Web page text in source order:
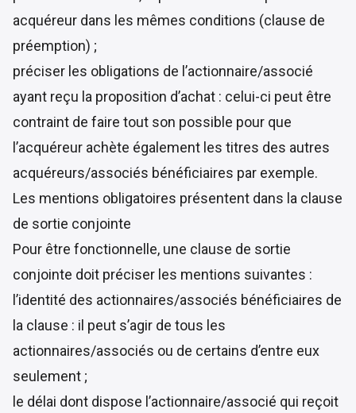
acquéreur dans les mêmes conditions (clause de
préemption) ;
préciser les obligations de l’actionnaire/associé
ayant reçu la proposition d’achat : celui-ci peut être
contraint de faire tout son possible pour que
l’acquéreur achète également les titres des autres
acquéreurs/associés bénéficiaires par exemple.
Les mentions obligatoires présentent dans la clause
de sortie conjointe
Pour être fonctionnelle, une clause de sortie
conjointe doit préciser les mentions suivantes :
l’identité des actionnaires/associés bénéficiaires de
la clause : il peut s’agir de tous les
actionnaires/associés ou de certains d’entre eux
seulement ;
le délai dont dispose l’actionnaire/associé qui reçoit